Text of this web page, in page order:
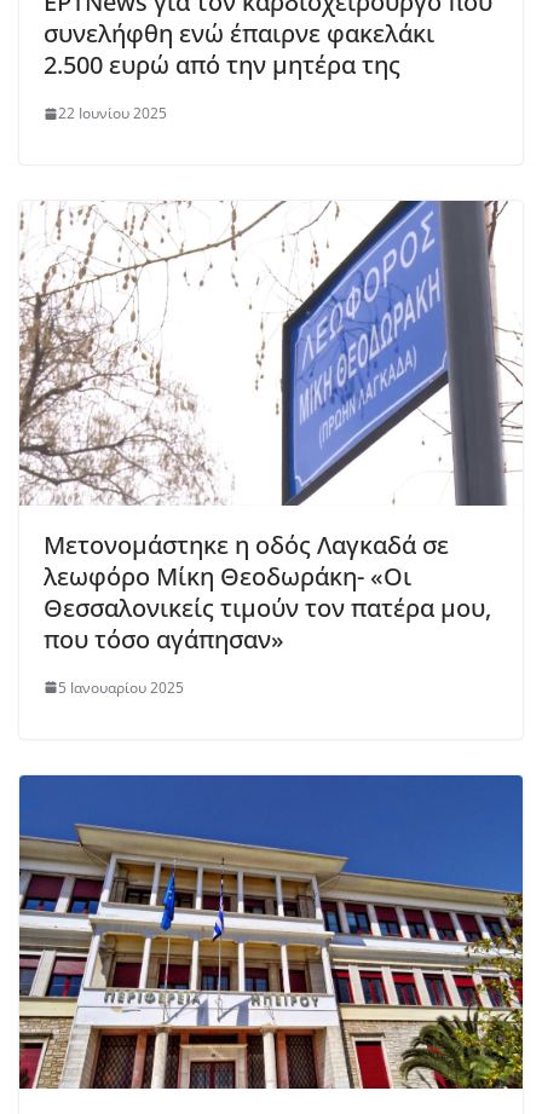
συνελήφθη ενώ έπαιρνε φακελάκι
2.500 ευρώ από την μητέρα της
22 Ιουνίου 2025
Μετονομάστηκε η οδός Λαγκαδά σε
λεωφόρο Μίκη Θεοδωράκη- «Οι
Θεσσαλονικείς τιμούν τον πατέρα μου,
που τόσο αγάπησαν»
5 Ιανουαρίου 2025